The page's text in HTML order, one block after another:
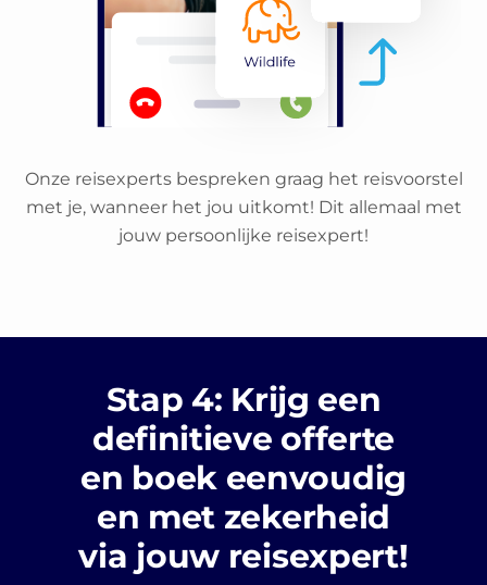
Onze reisexperts bespreken graag het reisvoorstel
met je, wanneer het jou uitkomt! Dit allemaal met
jouw persoonlijke reisexpert!
Stap 4: Krijg een
definitieve offerte
en boek eenvoudig
en met zekerheid
via jouw reisexpert!